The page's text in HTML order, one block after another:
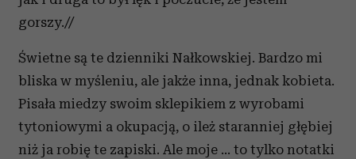
gorszy.//
Świetne są te dzienniki Nałkowskiej. Bardzo mi
bliska w myśleniu, ale jakże inna, jednak kobieta.
Pisała miedzy swoim sklepikiem z wyrobami
tytoniowymi a okupacją, o ileż staranniej głębiej
niż ja robię te zapiski. Ale moje ... to tylko notatki